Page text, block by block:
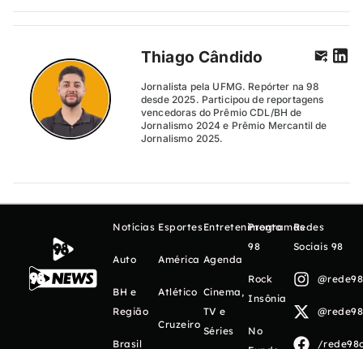
Thiago Cândido
Jornalista pela UFMG. Repórter na 98
desde 2025. Participou de reportagens
vencedoras do Prêmio CDL/BH de
Jornalismo 2024 e Prêmio Mercantil de
Jornalismo 2025.
Notícias
Auto
BH e
Região
Brasil
Esportes
América
Atlético
Cruzeiro
Entretenimento
Agenda
Cinema,
TV e
Séries
Programas
98
Rock
Insônia
No
Redes
Sociais 98
/